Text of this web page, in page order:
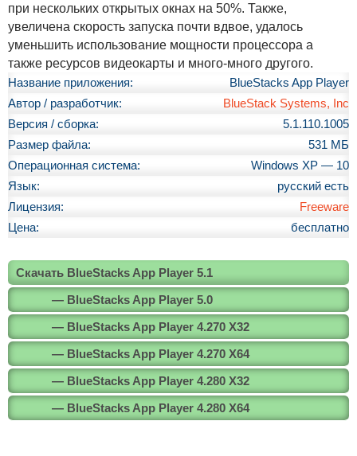
при нескольких открытых окнах на 50%. Также,
увеличена скорость запуска почти вдвое, удалось
уменьшить использование мощности процессора а
также ресурсов видеокарты и много-много другого.
Название приложения:
BlueStacks App Player
Автор / разработчик:
BlueStack Systems, Inc
Версия / сборка:
5.1.110.1005
Размер файла:
531 МБ
Операционная система:
Windows XP — 10
Язык:
русский есть
Лицензия:
Freeware
Цена:
бесплатно
Скачать BlueStacks App Player 5.1
— BlueStacks App Player 5.0
— BlueStacks App Player 4.270 X32
— BlueStacks App Player 4.270 X64
— BlueStacks App Player 4.280 X32
— BlueStacks App Player 4.280 X64